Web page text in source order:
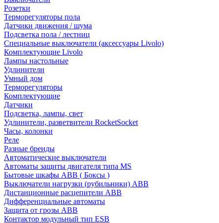
Розетки
Терморегуляторы пола
Датчики движения / шума
Подсветка пола / лестниц
Специальные выключатели (аксессуары Livolo)
Комплектующие Livolo
Лампы настольные
Удлинители
Умный дом
Терморегуляторы
Комплектующие
Датчики
Подсветка, лампы, свет
Удлинители, разветвители RocketSocket
Часы, колонки
Реле
Разные бренды
Автоматические выключатели
Автоматы защиты двигателя типа MS
Бытовые шкафы ABB ( Боксы )
Выключатели нагрузки (рубильники) ABB
Дистанционные расцепители ABB
Дифференциальные автоматы
Защита от грозы ABB
Контактор модульный тип ESB